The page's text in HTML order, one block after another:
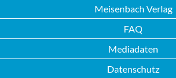
Meisenbach Verlag
FAQ
Mediadaten
Datenschutz